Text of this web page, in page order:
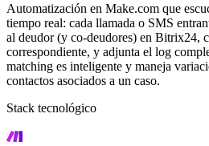
Automatización en Make.com que
tiempo real: cada llamada o SMS
al deudor (y co-deudores) en Bitrix24,
correspondiente, y adjunta el log
matching es inteligente y maneja
contactos asociados a un caso.
Stack tecnológico